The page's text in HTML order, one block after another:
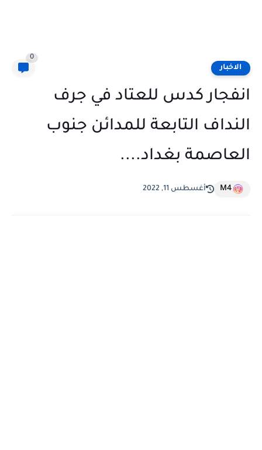
الاخبار
0
انفجار كدس للعتاد في جرف
النداف التابعة للمدائن جنوب
العاصمة بغداد....
M4 أغسطس 11, 2022